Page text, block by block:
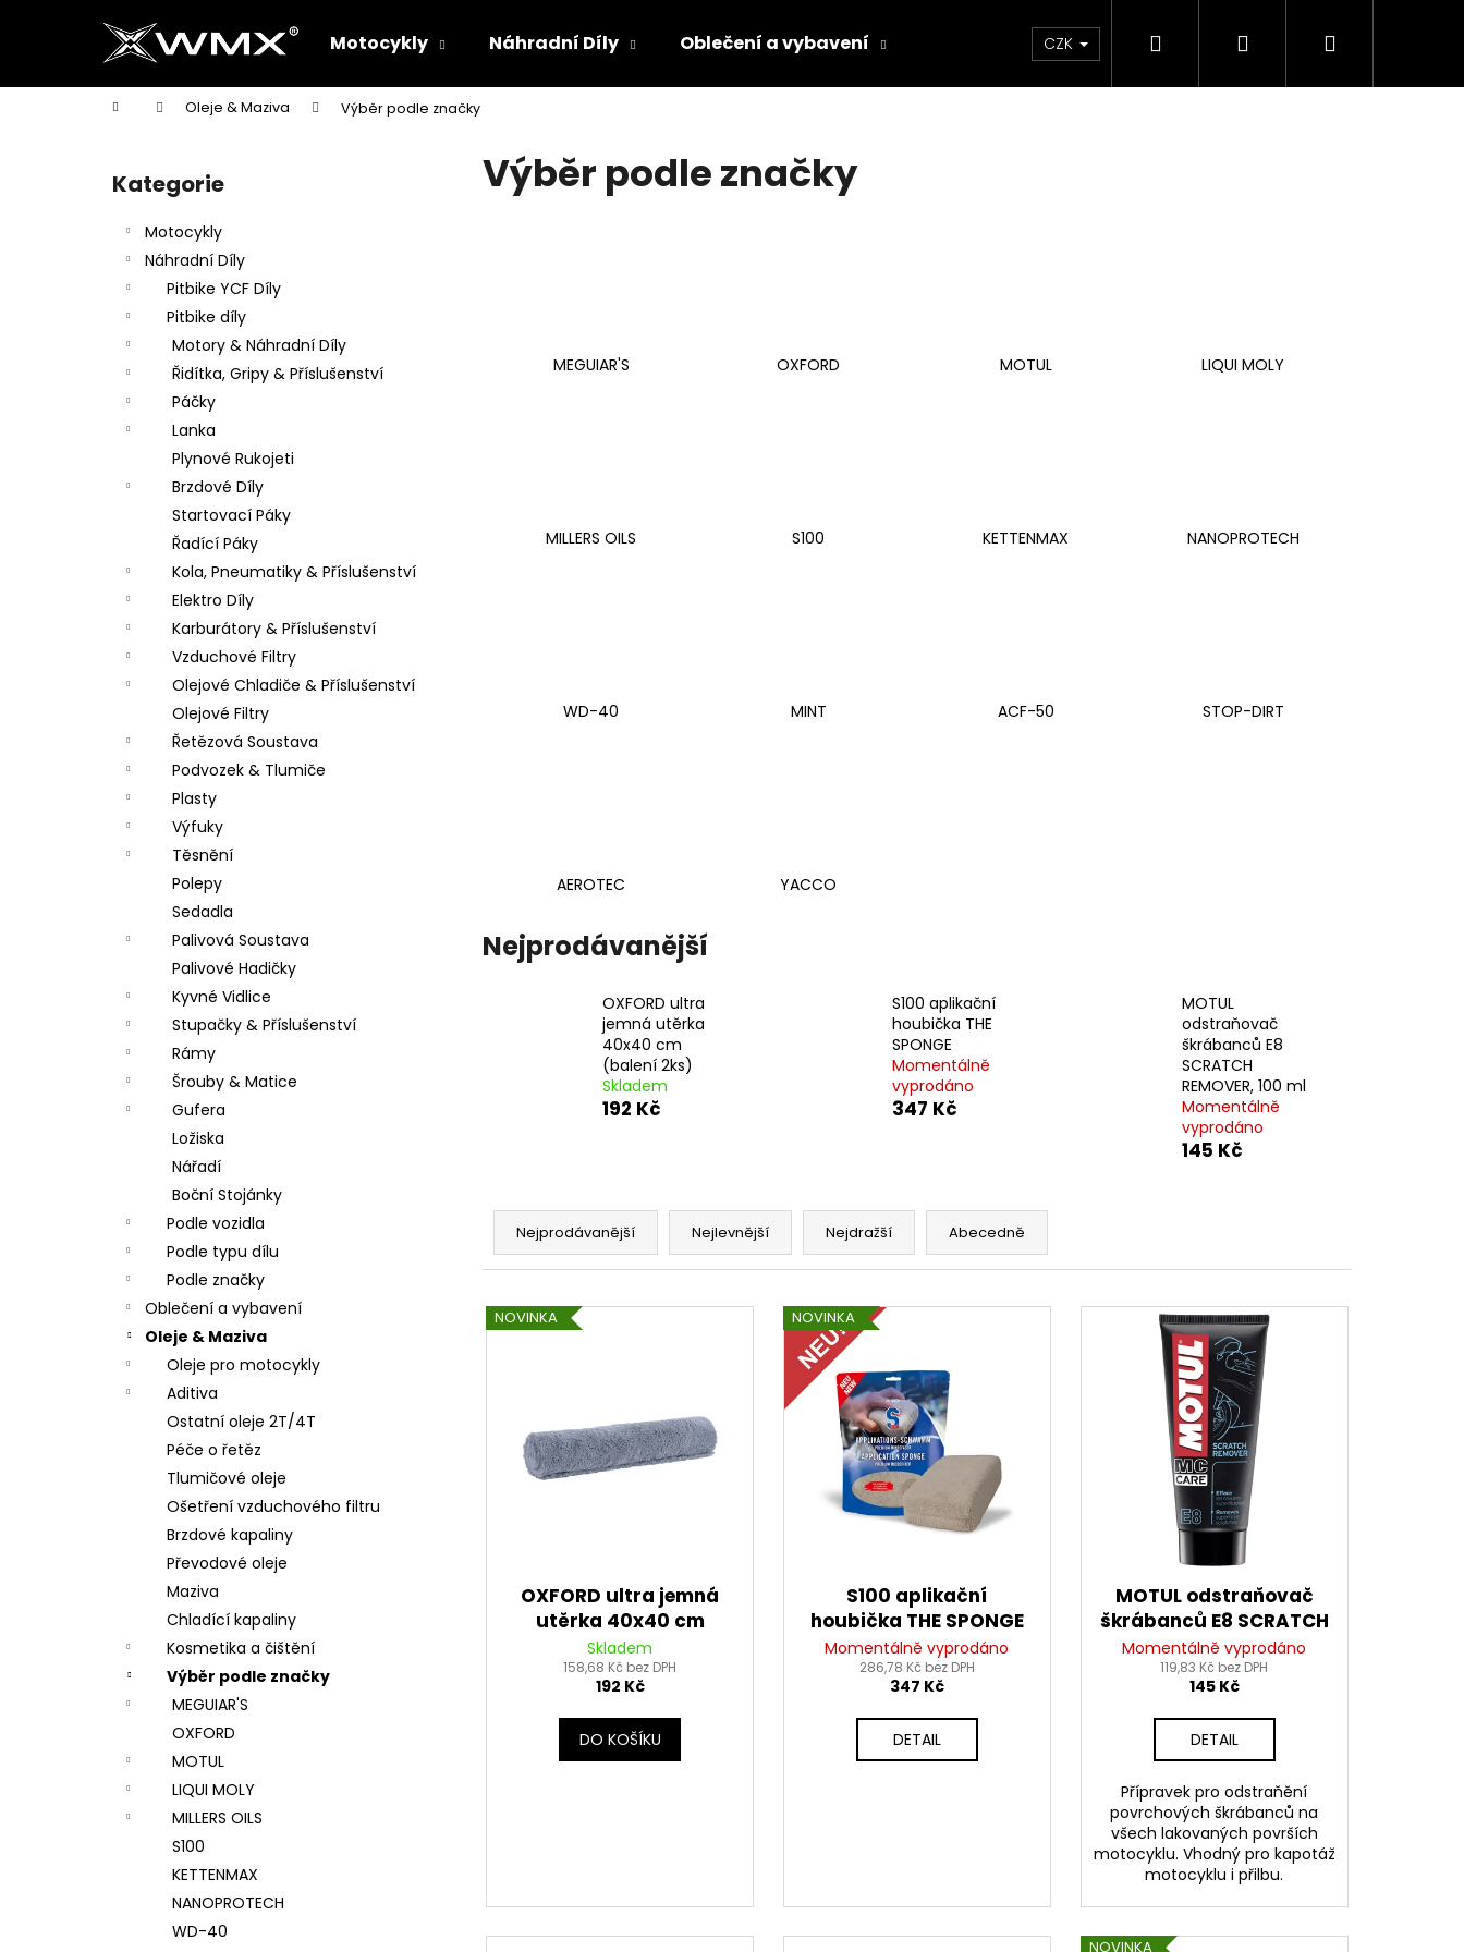
Motocykly Náhradní Díly Oblečení a vybavení Oleje & Maziva Příslušenství Dárkové
CZK Hledat PřihlášeníNákupní
Domů Oleje & Maziva Výběr podle značky
Přeskočit
kategorie
Kategorie
Motocykly
Náhradní Díly
Pitbike YCF Díly
Pitbike díly
Motory & Náhradní Díly
Řidítka, Gripy & Příslušenství
Páčky
Lanka
Plynové Rukojeti
Brzdové Díly
Startovací Páky
Řadící Páky
Kola, Pneumatiky & Příslušenství
Elektro Díly
Karburátory & Příslušenství
Vzduchové Filtry
Olejové Chladiče & Příslušenství
Olejové Filtry
Řetězová Soustava
Podvozek & Tlumiče
Plasty
Výfuky
Těsnění
Polepy
Sedadla
Palivová Soustava
Palivové Hadičky
Kyvné Vidlice
Stupačky & Příslušenství
Rámy
Šrouby & Matice
Gufera
Ložiska
Nářadí
Boční Stojánky
Podle vozidla
Podle typu dílu
Podle značky
Oblečení a vybavení
Oleje & Maziva
Oleje pro motocykly
Aditiva
Ostatní oleje 2T/4T
Péče o řetěz
Tlumičové oleje
Ošetření vzduchového filtru
Brzdové kapaliny
Převodové oleje
Maziva
Chladící kapaliny
Kosmetika a čištění
Výběr podle značky
MEGUIAR'S
OXFORD
MOTUL
LIQUI MOLY
MILLERS OILS
S100
KETTENMAX
NANOPROTECH
WD-40
Výběr podle značky
MEGUIAR'S OXFORD MOTUL LIQUI MOLY
MILLERS OILS S100 KETTENMAX NANOPROTECH
WD-40 MINT ACF-50 STOP-DIRT
AEROTEC YACCO
Nejprodávanější
OXFORD ultra
jemná utěrka
40x40 cm
(balení 2ks)
Skladem
192 Kč
S100 aplikační
houbička THE
SPONGE
Momentálně
vyprodáno
347 Kč
MOTUL
odstraňovač
škrábanců E8
SCRATCH
REMOVER, 100 ml
Momentálně
vyprodáno
145 Kč
Ř
z
n
Nejprodávanější Nejlevnější Nejdražší Abecedně
V
ýNOVINKA
OXFORD ultra jemná
utěrka 40x40 cm
(balení 2ks)
Skladem
158,68 Kč bez DPH
192 Kč
DO KOŠÍKU
NOVINKA
S100 aplikační
houbička THE SPONGE
Momentálně vyprodáno
286,78 Kč bez DPH
347 Kč
DETAIL
MOTUL odstraňovač
škrábanců E8 SCRATCH
REMOVER, 100 ml
Momentálně vyprodáno
119,83 Kč bez DPH
145 Kč
DETAIL
Přípravek pro odstraňění
povrchových škrábanců na
všech lakovaných površích
motocyklu. Vhodný pro kapotáž
motocyklu i přilbu.
NOVINKA
í
Zpět
do
Zpět
do
HLEDAT
PITBIKE DUŠE PŘEDNÍ 14 PALCŮ
200 Kč